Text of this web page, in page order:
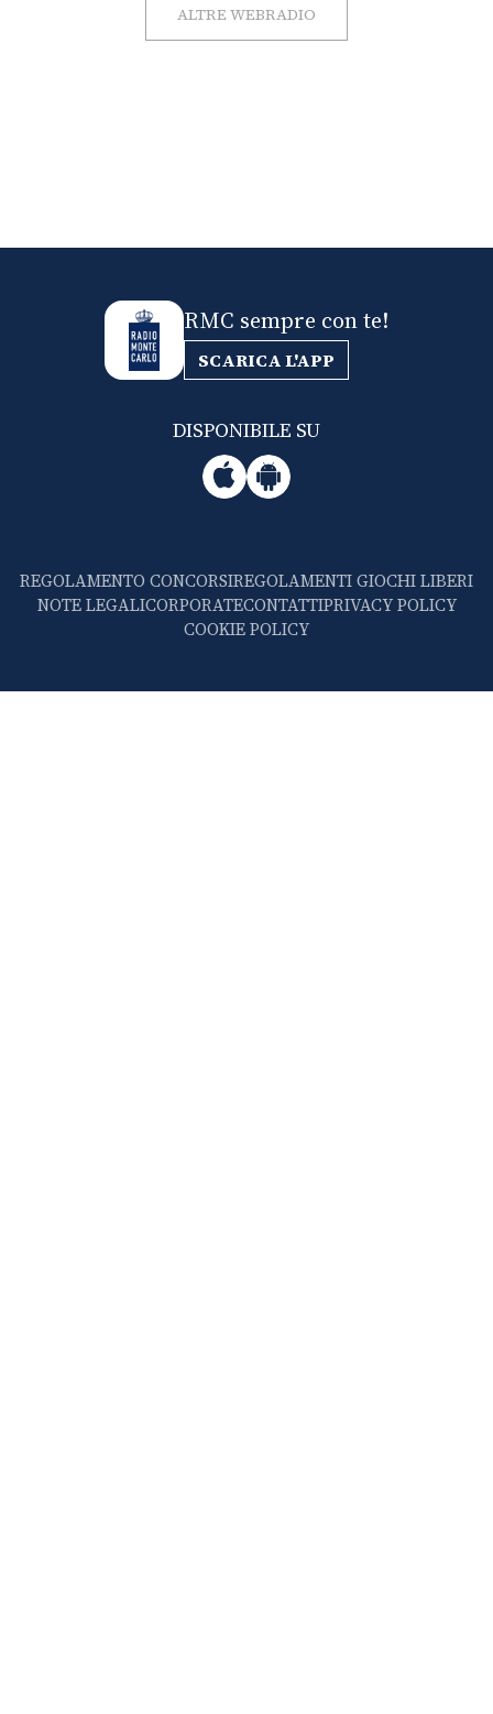
ALTRE WEBRADIO
RMC sempre con te!
SCARICA L'APP
DISPONIBILE SU
REGOLAMENTO CONCORSIREGOLAMENTI GIOCHI LIBERI
NOTE LEGALICORPORATECONTATTIPRIVACY POLICY
COOKIE POLICY